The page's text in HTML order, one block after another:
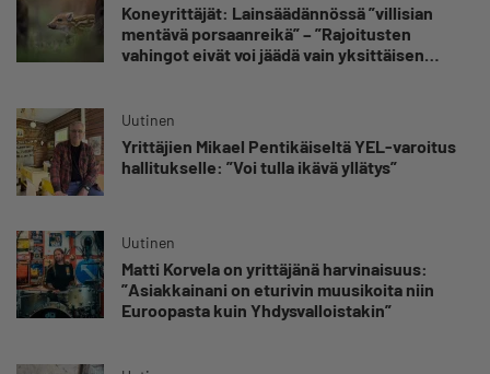
Koneyrittäjät: Lainsäädännössä ”villisian
mentävä porsaanreikä” – ”Rajoitusten
vahingot eivät voi jäädä vain yksittäisen
Uutinen
Yrittäjien Mikael Pentikäiseltä YEL-varoitus
hallitukselle: ”Voi tulla ikävä yllätys”
Uutinen
Matti Korvela on yrittäjänä harvinaisuus:
”Asiakkainani on eturivin muusikoita niin
Euroopasta kuin Yhdysvalloistakin”